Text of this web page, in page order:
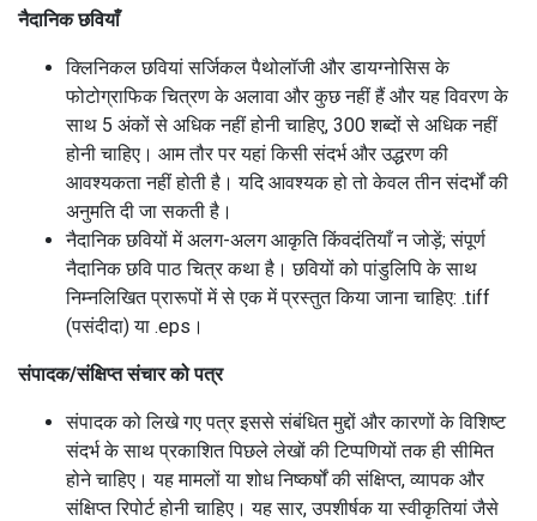
नैदानिक ​​छवियाँ
क्लिनिकल छवियां सर्जिकल पैथोलॉजी और डायग्नोसिस के
फोटोग्राफिक चित्रण के अलावा और कुछ नहीं हैं और यह विवरण के
साथ 5 अंकों से अधिक नहीं होनी चाहिए, 300 शब्दों से अधिक नहीं
होनी चाहिए। आम तौर पर यहां किसी संदर्भ और उद्धरण की
आवश्यकता नहीं होती है।यदि आवश्यक हो तो केवल तीन संदर्भों की
अनुमति दी जा सकती है।
नैदानिक ​​छवियों में अलग-अलग आकृति किंवदंतियाँ न जोड़ें;संपूर्ण
नैदानिक ​​छवि पाठ चित्र कथा है।छवियों को पांडुलिपि के साथ
निम्नलिखित प्रारूपों में से एक में प्रस्तुत किया जाना चाहिए: .tiff
(पसंदीदा) या .eps।
संपादक/संक्षिप्त संचार को पत्र
संपादक को लिखे गए पत्र इससे संबंधित मुद्दों और कारणों के विशिष्ट
संदर्भ के साथ प्रकाशित पिछले लेखों की टिप्पणियों तक ही सीमित
होने चाहिए।यह मामलों या शोध निष्कर्षों की संक्षिप्त, व्यापक और
संक्षिप्त रिपोर्ट होनी चाहिए।यह सार, उपशीर्षक या स्वीकृतियां जैसे